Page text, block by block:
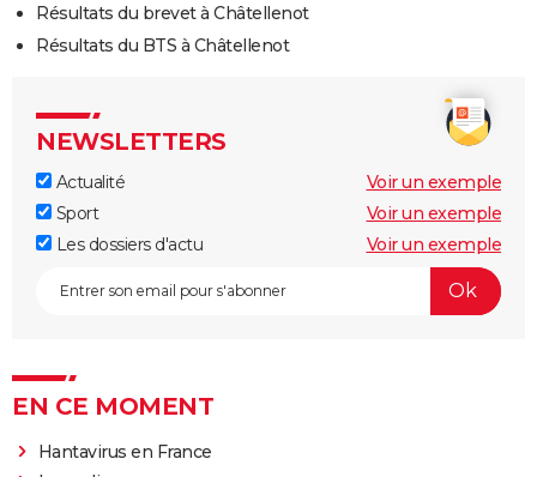
Résultats du brevet à Châtellenot
Résultats du BTS à Châtellenot
NEWSLETTERS
Actualité
Voir un exemple
Sport
Voir un exemple
Les dossiers d'actu
Voir un exemple
EN CE MOMENT
Hantavirus en France